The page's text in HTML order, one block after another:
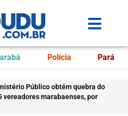
Polícia Pará
Público obtém quebra do
marabaenses, por